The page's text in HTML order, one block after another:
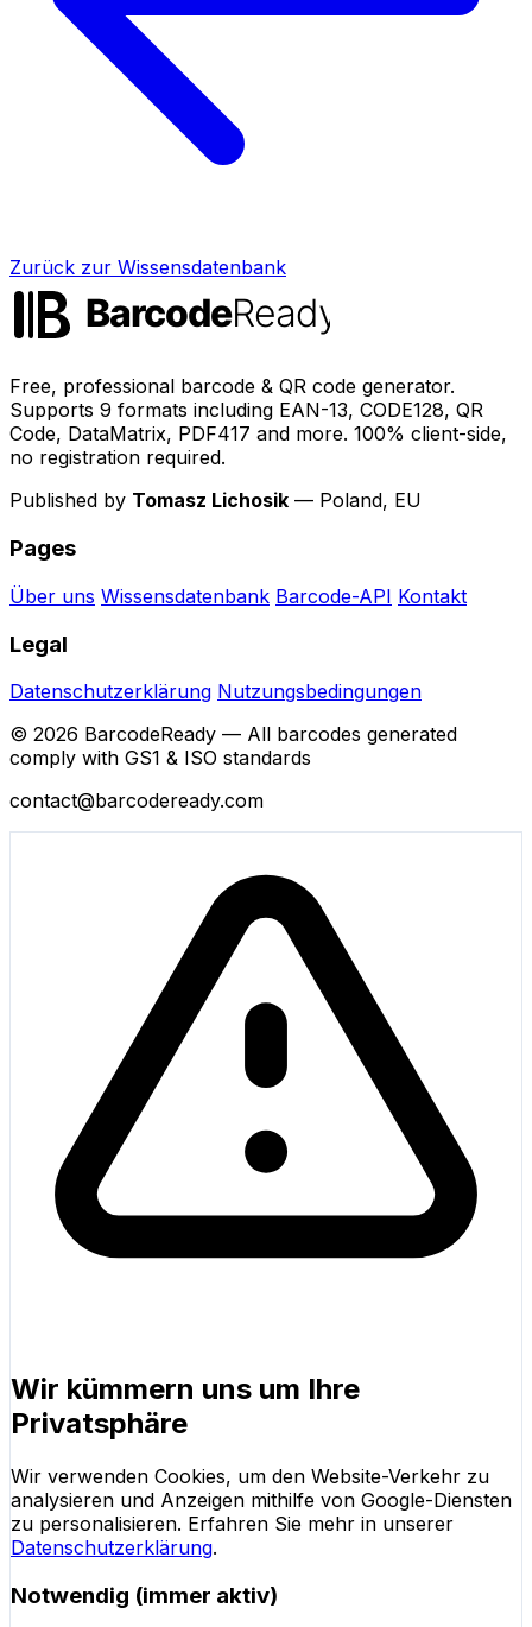
Zurück zur Wissensdatenbank
Free, professional barcode & QR code generator.
Supports 9 formats including EAN-13, CODE128, QR
Code, DataMatrix, PDF417 and more. 100% client-side,
no registration required.
Published by Tomasz Lichosik — Poland, EU
Pages
Über uns Wissensdatenbank Barcode-API Kontakt
Legal
Datenschutzerklärung Nutzungsbedingungen
© 2026 BarcodeReady — All barcodes generated
comply with GS1 & ISO standards
contact@barcodeready.com
Wir kümmern uns um Ihre
Privatsphäre
Wir verwenden Cookies, um den Website-Verkehr zu
analysieren und Anzeigen mithilfe von Google-Diensten
zu personalisieren. Erfahren Sie mehr in unserer
Datenschutzerklärung.
Notwendig (immer aktiv)